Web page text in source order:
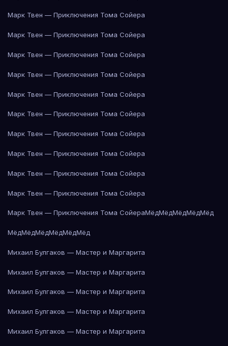
Марк Твен — Приключения Тома Сойера
Марк Твен — Приключения Тома Сойера
Марк Твен — Приключения Тома Сойера
Марк Твен — Приключения Тома Сойера
Марк Твен — Приключения Тома Сойера
Марк Твен — Приключения Тома Сойера
Марк Твен — Приключения Тома Сойера
Марк Твен — Приключения Тома Сойера
Марк Твен — Приключения Тома Сойера
Марк Твен — Приключения Тома Сойера
Марк Твен — Приключения Тома СойераМёдМёдМёдМёдМёд
МёдМёдМёдМёдМёдМёд
Михаил Булгаков — Мастер и Маргарита
Михаил Булгаков — Мастер и Маргарита
Михаил Булгаков — Мастер и Маргарита
Михаил Булгаков — Мастер и Маргарита
Михаил Булгаков — Мастер и Маргарита